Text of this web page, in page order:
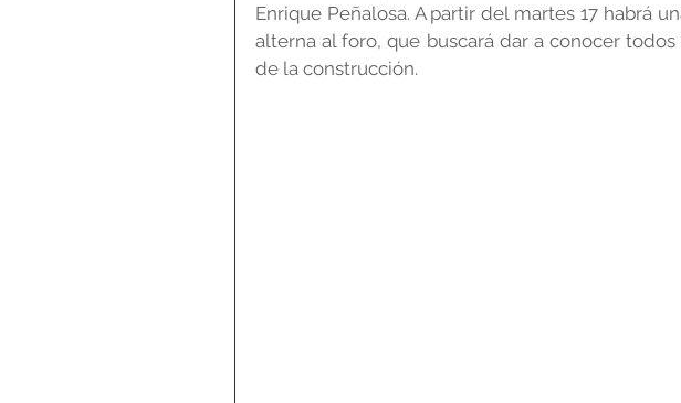
Enrique Peñalosa. A partir del martes 17 habrá
alterna al foro, que buscará dar a conocer
de la construcción.